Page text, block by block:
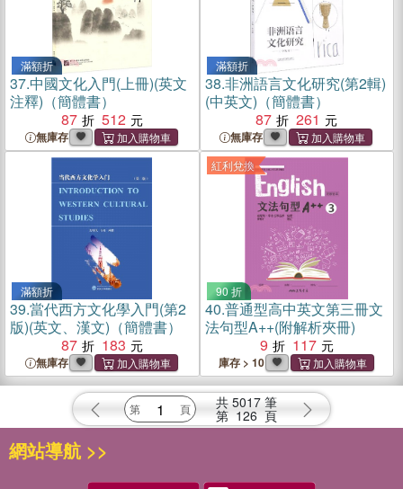
滿額折
37.中國文化入門(上冊)(英文
注釋)（簡體書）
87
512
無庫存
滿額折
38.非洲語言文化研究(第2輯)
(中英文)（簡體書）
87
261
無庫存
滿額折
39.當代西方文化學入門(第2
版)(英文、漢文)（簡體書）
87
183
無庫存
紅利兌換
90 折
40.普通型高中英文第三冊文
法句型A++(附解析夾冊)
9
117
庫存 > 10
共 5017 筆
第 126 頁
網站導航 >>